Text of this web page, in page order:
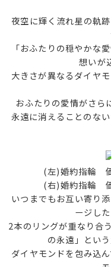
夜空に輝く流れ星の軌
「おふたりの穏やかな
想いが
大きさが異なるダイヤ
おふたりの愛情がさら
永遠に消えることのな
(左)婚約指輪
(右)婚約指輪
いつまでもお互い寄り
ージし
2本のリングが重なり合
の永遠」とい
ダイヤモンドを包み込